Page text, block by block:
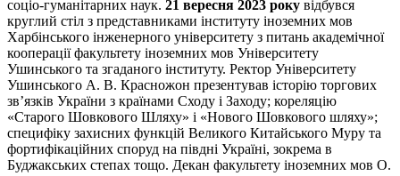
соціо-гуманітарних наук. 21 вересня 2023 року відбувся
круглий стіл з представниками інституту іноземних мов
Харбінського інженерного університету з питань академічної
кооперації факультету іноземних мов Університету
Ушинського та згаданого інституту. Ректор Університету
Ушинського А. В. Красножон презентував історію торгових
зв’язків України з країнами Сходу і Заходу; кореляцію
«Старого Шовкового Шляху» і «Нового Шовкового шляху»;
специфіку захисних функцій Великого Китайського Муру та
фортифікаційних споруд на півдні Україні, зокрема в
Буджакських степах тощо. Декан факультету іноземних мов О.